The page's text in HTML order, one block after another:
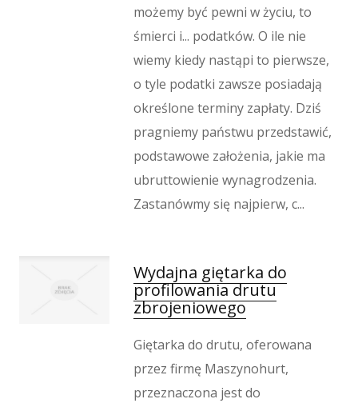
możemy być pewni w życiu, to
śmierci i... podatków. O ile nie
wiemy kiedy nastąpi to pierwsze,
o tyle podatki zawsze posiadają
określone terminy zapłaty. Dziś
pragniemy państwu przedstawić,
podstawowe założenia, jakie ma
ubruttowienie wynagrodzenia.
Zastanówmy się najpierw, c...
Wydajna giętarka do
profilowania drutu
zbrojeniowego
Giętarka do drutu, oferowana
przez firmę Maszynohurt,
przeznaczona jest do